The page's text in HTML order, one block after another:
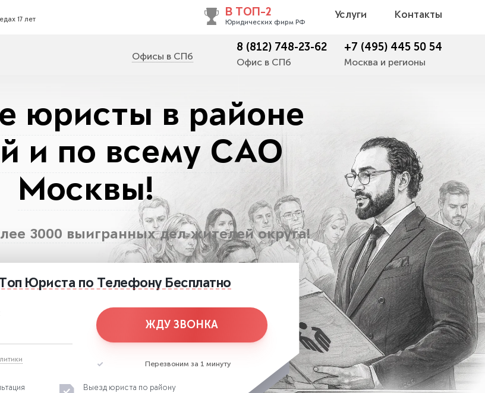
17 лет
Услуги Контакты
В ТОП-2
Юридических фирм РФ
Офисы в СПб
8 (812) 748-23-62
Офис в СПб
+7 (495) 445 50 54
Москва и регионы
юристы в районе
и по всему САО
Москвы!
3000 выигранных дел жителей округа!
Юриста по Телефону Бесплатно
ЖДУ ЗВОНКА
Перезвоним за 1 минуту
Выезд юриста по району